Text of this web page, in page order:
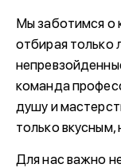
Мы заботимся о
отбирая только
команда
душу и
только вкусным,
Для нас важно